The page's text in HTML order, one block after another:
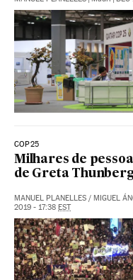
COP25
Milhares de
de Greta
MANUEL PLANELLES / MIGUEL
2019 - 17:38 EST